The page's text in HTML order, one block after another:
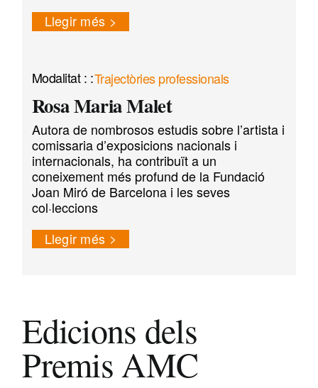
Llegir més
Trajectòries professionals
Rosa Maria Malet
Autora de nombrosos estudis sobre l’artista i
comissaria d’exposicions nacionals i
internacionals, ha contribuït a un
coneixement més profund de la Fundació
Joan Miró de Barcelona i les seves
col·leccions
Llegir més
Edicions dels
Premis AMC